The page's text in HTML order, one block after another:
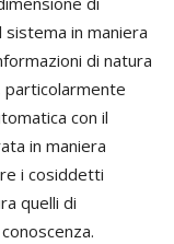
in maniera
di natura
particolarmente
con il
in maniera
i cosiddetti
quelli di